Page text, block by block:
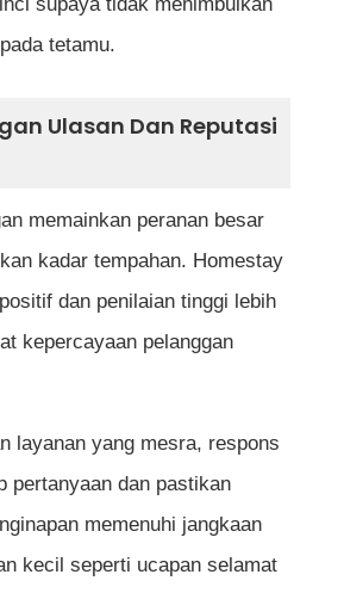
tetamu.
Ulasan Dan Reputasi
memainkan peranan besar
kadar tempahan. Homestay
dan penilaian tinggi lebih
kepercayaan pelanggan
layanan yang mesra, respons
pertanyaan dan pastikan
memenuhi jangkaan
kecil seperti ucapan selamat